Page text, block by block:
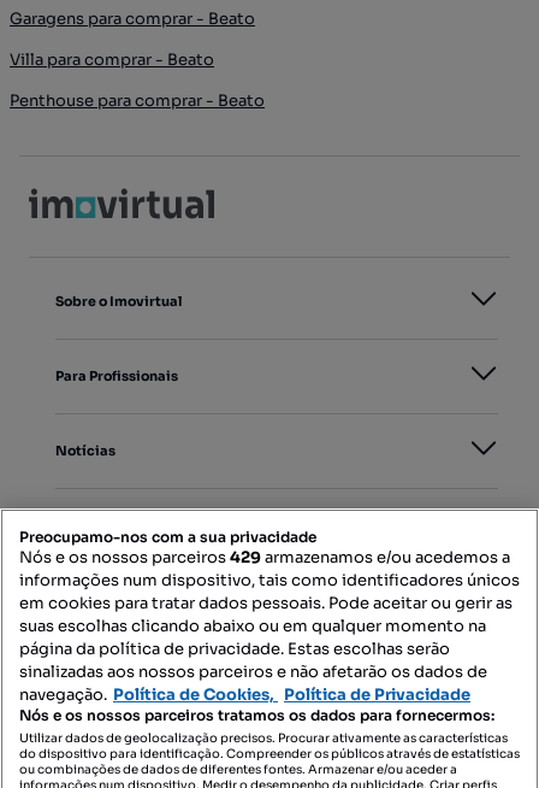
Garagens para comprar - Beato
Villa para comprar - Beato
Penthouse para comprar - Beato
Sobre o Imovirtual
Para Profissionais
Notícias
Mapa do Site
Contacte-nos
SIGA-NOS:
Preocupamo-nos com a sua privacidade
Nós e os nossos parceiros429armazenamos e/ou acedemos a
informações num dispositivo, tais como identificadores únicos
em cookies para tratar dados pessoais. Pode aceitar ou gerir as
suas escolhas clicando abaixo ou em qualquer momento na
página da política de privacidade. Estas escolhas serão
sinalizadas aos nossos parceiros e não afetarão os dados de
navegação. Política de Cookies, Política de Privacidade
Nós e os nossos parceiros tratamos os dados para fornecermos:
Utilizar dados de geolocalização precisos. Procurar ativamente as características
do dispositivo para identificação. Compreender os públicos através de estatísticas
ou combinações de dados de diferentes fontes. Armazenar e/ou aceder a